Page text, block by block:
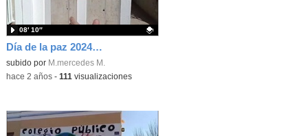
Día de la paz 2024. CEIP PERÚ
Contenido educativo.
subido por M.mercedes M.
08′ 10″
-hace 2 años- 111 visualizaciones